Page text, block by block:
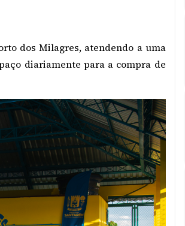
dos Milagres, atendendo a uma
diariamente para a compra de